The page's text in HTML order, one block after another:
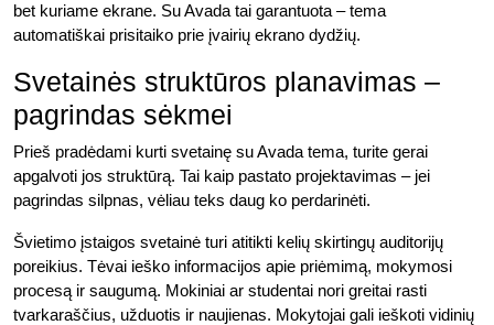
bet kuriame ekrane. Su Avada tai garantuota – tema
automatiškai prisitaiko prie įvairių ekrano dydžių.
Svetainės struktūros planavimas –
pagrindas sėkmei
Prieš pradėdami kurti svetainę su Avada tema, turite gerai
apgalvoti jos struktūrą. Tai kaip pastato projektavimas – jei
pagrindas silpnas, vėliau teks daug ko perdarinėti.
Švietimo įstaigos svetainė turi atitikti kelių skirtingų auditorijų
poreikius. Tėvai ieško informacijos apie priėmimą, mokymosi
procesą ir saugumą. Mokiniai ar studentai nori greitai rasti
tvarkaraščius, užduotis ir naujienas. Mokytojai gali ieškoti vidinių